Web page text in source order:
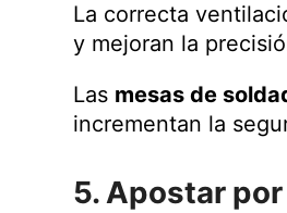
La correcta
y mejoran la
Las mesas de
incrementan la
5. Apostar